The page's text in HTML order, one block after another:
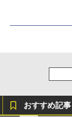
おすすめ記事